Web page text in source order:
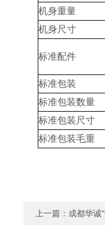
机身重量
机身尺寸
标准配件
标准包装
标准包装数量
标准包装尺寸
标准包装毛重
上一篇： 成都华诚